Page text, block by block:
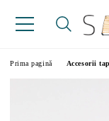
Prima pagină Accesorii